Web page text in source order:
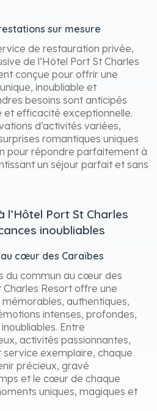
sur mesure
de restauration privée,
de l’Hôtel Port St Charles
conçue pour offrir une
inoubliable et
besoins sont anticipés
et efficacité exceptionnelle.
d’activités variées,
romantiques uniques
pour répondre parfaitement à
un séjour parfait et sans
l’Hôtel Port St Charles
inoubliables
cœur des Caraïbes
du commun au cœur des
Charles Resort offre une
authentiques,
intenses, profondes,
Entre
activités passionnantes,
exemplaire, chaque
précieux, gravé
et le cœur de chaque
uniques, magiques et